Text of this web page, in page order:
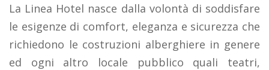
hotel-doors.co.uk
La Linea Hotel nasce dalla volontà di soddisfare
le esigenze di comfort, eleganza e sicurezza che
richiedono le costruzioni alberghiere in genere
ed ogni altro locale pubblico quali teatri,